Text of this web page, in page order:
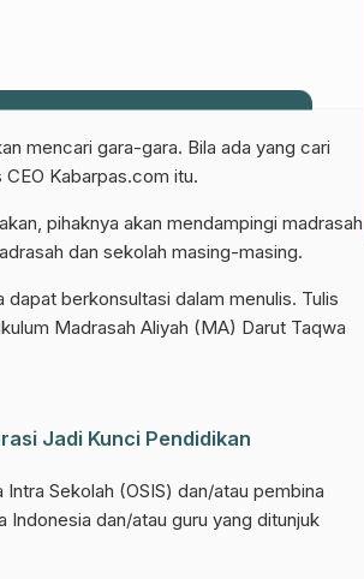
dari sumber resmi NU Pasuruan.
mencari gara-gara. Bila ada yang cari
Kabarpas.com itu.
pihaknya akan mendampingi madrasah
dan sekolah masing-masing.
berkonsultasi dalam menulis. Tulis
Madrasah Aliyah (MA) Darut Taqwa
Jadi Kunci Pendidikan
Sekolah (OSIS) dan/atau pembina
Indonesia dan/atau guru yang ditunjuk